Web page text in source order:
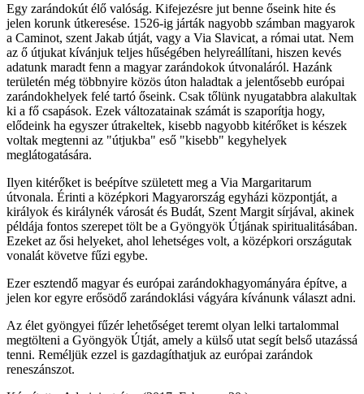
Egy zarándokút élő valóság. Kifejezésre jut benne őseink hite és
jelen korunk útkeresése. 1526-ig járták nagyobb számban magyarok
a Caminot, szent Jakab útját, vagy a Via Slavicat, a római utat. Nem
az ő útjukat kívánjuk teljes hűségében helyreállítani, hiszen kevés
adatunk maradt fenn a magyar zarándokok útvonaláról. Hazánk
területén még többnyire közös úton haladtak a jelentősebb európai
zarándokhelyek felé tartó őseink. Csak tőlünk nyugatabbra alakultak
ki a fő csapások. Ezek változatainak számát is szaporítja hogy,
elődeink ha egyszer útrakeltek, kisebb nagyobb kitérőket is készek
voltak megtenni az "útjukba" eső "kisebb" kegyhelyek
meglátogatására.
Ilyen kitérőket is beépítve született meg a Via Margaritarum
útvonala. Érinti a középkori Magyarország egyházi központját, a
királyok és királynék városát és Budát, Szent Margit sírjával, akinek
példája fontos szerepet tölt be a Gyöngyök Útjának spiritualitásában.
Ezeket az ősi helyeket, ahol lehetséges volt, a középkori országutak
vonalát követve fűzi egybe.
Ezer esztendő magyar és európai zarándokhagyományára építve, a
jelen kor egyre erősödő zarándoklási vágyára kívánunk választ adni.
Az élet gyöngyei fűzér lehetőséget teremt olyan lelki tartalommal
megtölteni a Gyöngyök Útját, amely a külső utat segít belső utazássá
tenni. Reméljük ezzel is gazdagíthatjuk az európai zarándok
reneszánszot.